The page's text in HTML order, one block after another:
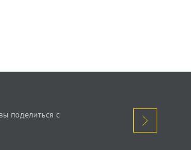
поделиться с